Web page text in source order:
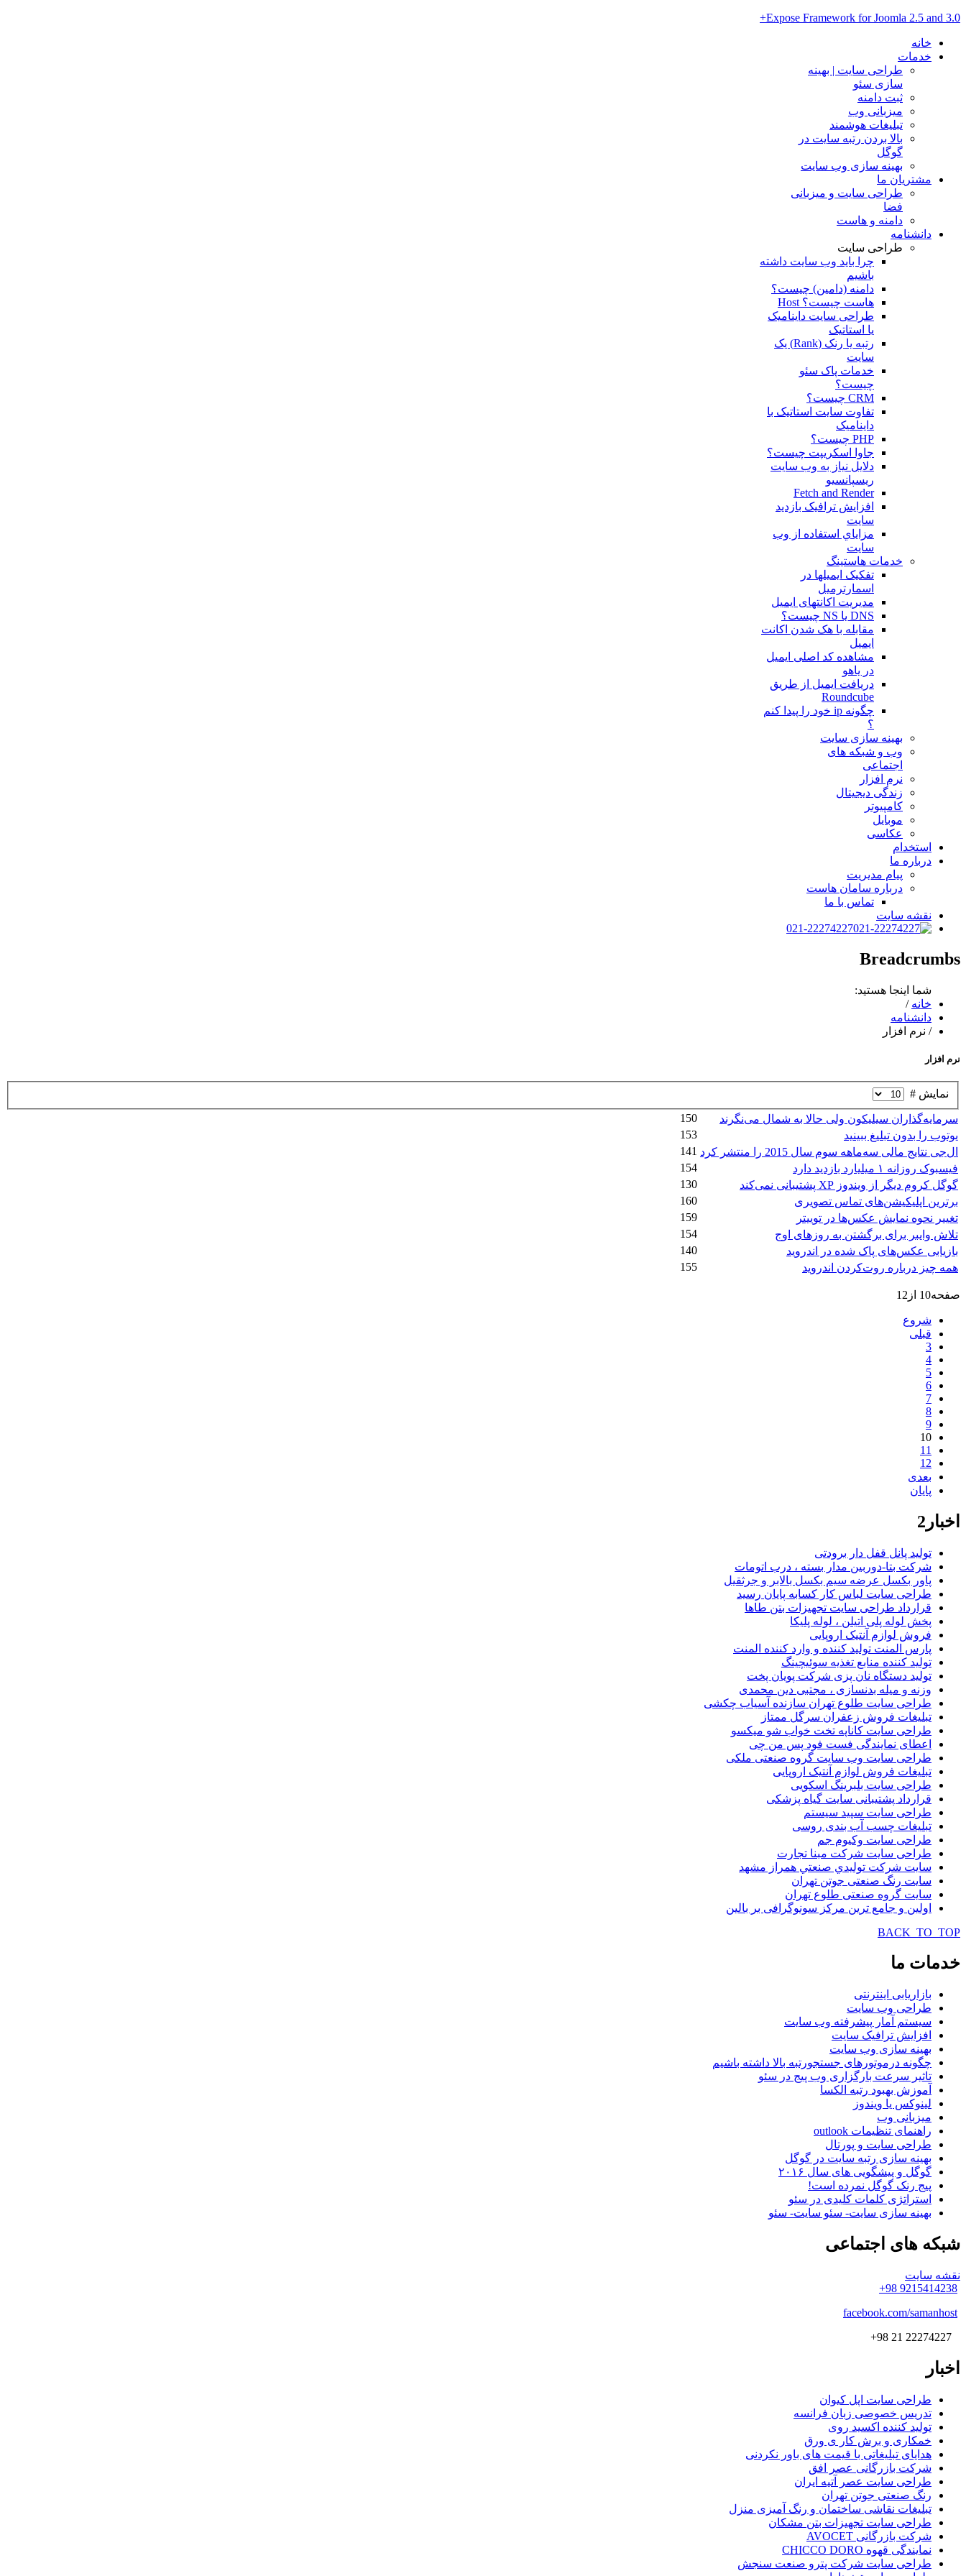
Expose Framework for Joomla 2.5 and 3.0+
خانه
خدمات
طراحی سایت | بهینه
سازی سئو
ثبت دامنه
میزبانی وب
تبلیغات هوشمند
بالا بردن رتبه سایت در
گوگل
بهینه سازی وب سایت
مشتریان ما
طراحی سایت و میزبانی
فضا
دامنه و هاست
دانشنامه
طراحی سایت
چرا باید وب سایت داشته
باشیم
دامنه (دامین) چیست؟
هاست چیست؟ Host
طراحی سایت داینامیک
یا استاتیک
رتبه یا رنک (Rank) یک
سایت
خدمات پاک سئو
چیست؟
CRM چیست؟
تفاوت سایت استاتیک با
داینامیک
PHP چیست؟
جاوا اسکریپت چیست؟
دلايل نياز به وب سايت
ريسپانسيو
Fetch and Render
افزایش ترافیک بازدید
سایت
مزاياي استفاده از وب
سايت
خدمات هاستینگ
تفکیک ایمیلها در
اسمارترمیل
مدیریت اکانتهای ایمیل
DNS یا NS چیست؟
مقابله با هک شدن اکانت
ایمیل
مشاهده کد اصلی ایمیل
در یاهو
دریافت ایمیل از طریق
Roundcube
چگونه ip خود را پیدا کنم
؟
بهینه سازی سایت
وب و شبکه های
اجتماعی
نرم افزار
زندگی دیجیتال
کامپیوتر
موبایل
عکاسی
استخدام
درباره ما
پیام مدیریت
درباره سامان هاست
تماس با ما
نقشه سایت
021-22274227
Breadcrumbs
شما اینجا هستید:
خانه /
دانشنامه
/ نرم افزار
نرم افزار
نمایش #
سرمایه‌گذاران سیلیکون ولی حالا به شمال می‌نگرند
150
یوتوب را بدون تبلیغ ببینید
153
ال‌جی نتایج مالی سه‌ماهه سوم سال 2015 را منتشر کرد
141
فیسبوک روزانه ۱ میلیارد بازدید دارد
154
گوگل کروم دیگر از ویندوز XP پشتیبانی نمی‌کند
130
برترین اپلیکیشن‌های تماس تصویری
160
تغییر نحوه نمایش عکس‌ها در توییتر
159
تلاش وایبر برای برگشتن به روزهای اوج
154
بازیابی عکس‌های پاک شده در اندروید
140
همه چیز درباره روت‌کردن اندروید
155
صفحه10 از12
شروع
قبلی
3
4
5
6
7
8
9
10
11
12
بعدی
پایان
اخبار2
تولید پانل قفل دار برودتی
شرکت بتا-دوربین مدار بسته ، درب اتومات
پاور بکسل عرضه سیم بکسل بالابر و جرثقیل
طراحی سایت لباس کار کسابه پایان رسید
قرارداد طراحی سایت تجهیزات بتن طاها
پخش لوله پلی اتیلن ، لوله پلیکا
فروش لوازم آنتیک اروپایی
پارس المنت تولید کننده و وارد کننده المنت
تولید کننده منابع تغذیه سوئیچینگ
تولید دستگاه نان پزی شرکت پویان پخت
وزنه و میله بدنسازی ، مجتبی دین محمدی
طراحی سایت طلوع تهران سازنده آسیاب چکشی
تبلیغات فروش زعفران سرگل ممتاز
طراحی سایت کاناپه تخت خواب شو میکسو
اعطای نمایندگی فست فود پس من چی
طراحی سایت وب سایت گروه صنعتی ملکی
تبلیغات فروش لوازم آنتیک اروپایی
طراحی سایت بلبرینگ اسکویی
قرارداد پشتیبانی سایت گیاه پزشکی
طراحی سایت سپید سیستم
تبلیغات چسب آب بندی روسی
طراحی سایت وکیوم جم
طراحی سایت شرکت مبنا تجارت
سایت شركت توليدي صنعتي همراز مشهد
سایت رنگ صنعتی جوتن تهران
سایت گروه صنعتی طلوع تهران
اولین و جامع ترین مرکز سونوگرافی بر بالین
BACK_TO_TOP
خدمات ما
بازاریابی اینترنتی
طراحی وب سایت
سیستم آمار پیشرفته وب سایت
افزایش ترافیک سایت
بهینه سازی وب سایت
چگونه درموتورهای جستجورتبه بالا داشته باشیم
تاثیر سرعت بارگزاری وب پیج در سئو
آموزش بهبود رتبه الکسا
لینوکس یا ویندوز
میزبانی وب
راهنمای تنظیمات outlook
طراحی سایت و پورتال
بهینه سازی رتبه سایت در گوگل
گوگل و پیشگویی های سال ۲۰۱۶
پیج رنک گوگل نمرده است!
استراتژی کلمات کلیدی در سئو
بهینه سازی سایت- سئو سایت- سئو
شبکه های اجتماعی
نقشه سایت
9215414238 98+
facebook.com/samanhost
اخبار
طراحی سایت اپل کیوان
تدریس خصوصی زبان فرانسه
تولید کننده اکسید روی
خمکاری و برش کار ی ورق
هدایای تبلیغاتی با قیمت های باور نکردنی
شرکت بازرگانی عصر افق
طراحی سایت عصر آتیه ایران
رنگ صنعتی جوتن تهران
تبلیغات نقاشی ساختمان و رنگ آمیزی منزل
طراحی سایت تجهیزات بتن مشکان
شرکت بازرگانی AVOCET
نمایندگی قهوه CHICCO DORO
طراحی سایت شرکت پترو صنعت سنجش